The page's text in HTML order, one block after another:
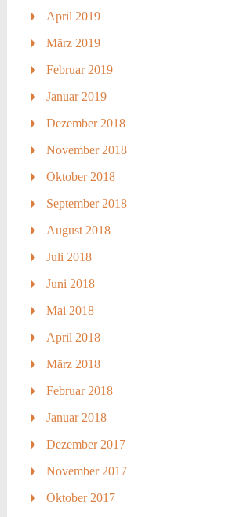
April 2019
März 2019
Februar 2019
Januar 2019
Dezember 2018
November 2018
Oktober 2018
September 2018
August 2018
Juli 2018
Juni 2018
Mai 2018
April 2018
März 2018
Februar 2018
Januar 2018
Dezember 2017
November 2017
Oktober 2017